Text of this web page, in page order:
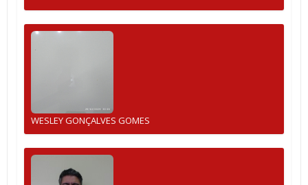
WESLEY GONÇALVES GOMES